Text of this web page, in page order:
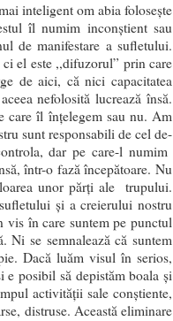
inteligent om abia folosește
îl numim inconștient sau
de manifestare a sufletului.
el este ,,difuzorul” prin care
de aici, că nici capacitatea
nefolosită lucrează însă.
care îl înțelegem sau nu. Am
sunt responsabili de cel de-
dar pe care-l numim
într-o fază începătoare. Nu
unor părți ale trupului.
și a creierului nostru
vis în care suntem pe punctul
Ni se semnalează că suntem
Dacă luăm visul în serios,
e posibil să depistăm boala și
activității sale conștiente,
distruse. Această eliminare